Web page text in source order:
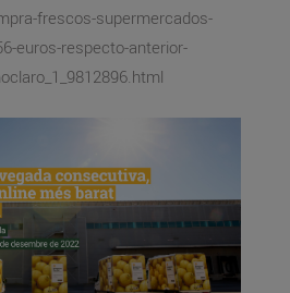
frescos-supermercados-
euros-respecto-anterior-